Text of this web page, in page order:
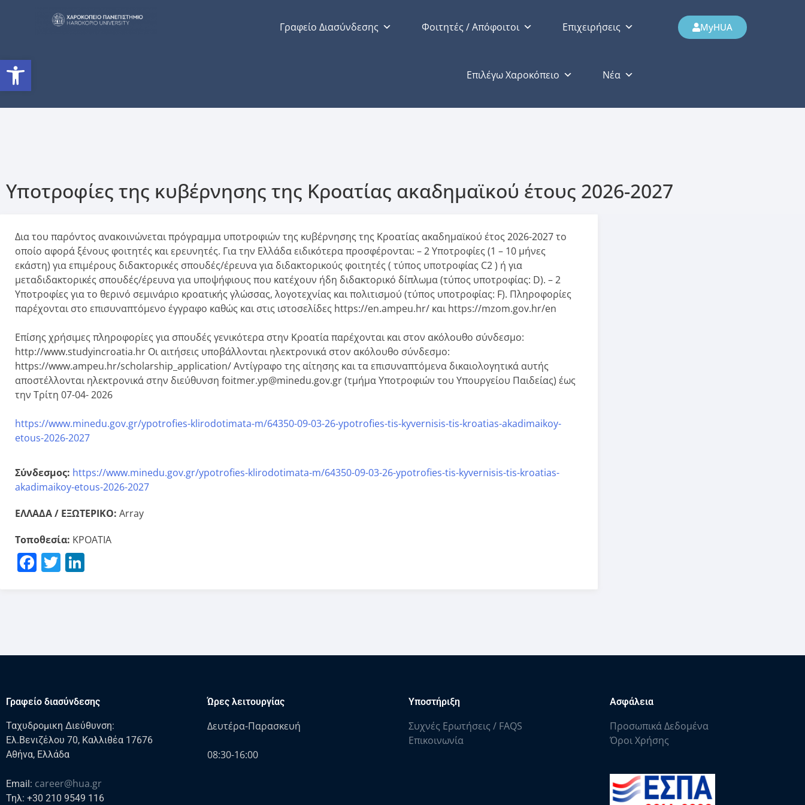
Ανοίξτε τη γραμμή εργαλείων
Γραφείο Διασύνδεσης Φοιτητές / Απόφοιτοι Επιχειρήσεις
Επιλέγω Χαροκόπειο Νέα
MyHUA
Υποτροφίες της κυβέρνησης της Κροατίας ακαδημαϊκού έτους 2026-2027
Δια του παρόντος ανακοινώνεται πρόγραμμα υποτροφιών της κυβέρνησης της Κροατίας ακαδημαϊκού έτος 2026-2027 το
οποίο αφορά ξένους φοιτητές και ερευνητές. Για την Ελλάδα ειδικότερα προσφέρονται: – 2 Υποτροφίες (1 – 10 μήνες
εκάστη) για επιμέρους διδακτορικές σπουδές/έρευνα για διδακτορικούς φοιτητές ( τύπος υποτροφίας C2 ) ή για
μεταδιδακτορικές σπουδές/έρευνα για υποψήφιους που κατέχουν ήδη διδακτορικό δίπλωμα (τύπος υποτροφίας: D). – 2
Υποτροφίες για το θερινό σεμινάριο κροατικής γλώσσας, λογοτεχνίας και πολιτισμού (τύπος υποτροφίας: F). Πληροφορίες
παρέχονται στο επισυναπτόμενο έγγραφο καθώς και στις ιστοσελίδες https://en.ampeu.hr/ και https://mzom.gov.hr/en
Επίσης χρήσιμες πληροφορίες για σπουδές γενικότερα στην Κροατία παρέχονται και στον ακόλουθο σύνδεσμο:
http://www.studyincroatia.hr Οι αιτήσεις υποβάλλονται ηλεκτρονικά στον ακόλουθο σύνδεσμο:
https://www.ampeu.hr/scholarship_application/ Αντίγραφο της αίτησης και τα επισυναπτόμενα δικαιολογητικά αυτής
αποστέλλονται ηλεκτρονικά στην διεύθυνση foitmer.yp@minedu.gov.gr (τμήμα Υποτροφιών του Υπουργείου Παιδείας) έως
την Τρίτη 07-04- 2026
https://www.minedu.gov.gr/ypotrofies-klirodotimata-m/64350-09-03-26-ypotrofies-tis-kyvernisis-tis-kroatias-akadimaikoy-
etous-2026-2027
Σύνδεσμος: https://www.minedu.gov.gr/ypotrofies-klirodotimata-m/64350-09-03-26-ypotrofies-tis-kyvernisis-tis-kroatias-
akadimaikoy-etous-2026-2027
ΕΛΛΑΔΑ / ΕΞΩΤΕΡΙΚΟ: Array
Τοποθεσία: ΚΡΟΑΤΙΑ
Facebook
Twitter
Γραφείο διασύνδεσης
Ταχυδρομικη Διεύθυνση:
Ελ.Βενιζέλου 70, Καλλιθέα 17676
Αθήνα, Ελλάδα
Email: career@hua.gr
Τηλ: +30 210 9549 116
Ώρες λειτουργίας
Δευτέρα-Παρασκευή
08:30-16:00
Υποστήριξη
Συχνές Ερωτήσεις / FAQS
Επικοινωνία
Ασφάλεια
Προσωπικά Δεδομένα
Όροι Χρήσης